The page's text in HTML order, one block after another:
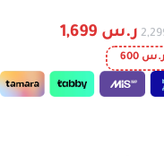
ر.س
600